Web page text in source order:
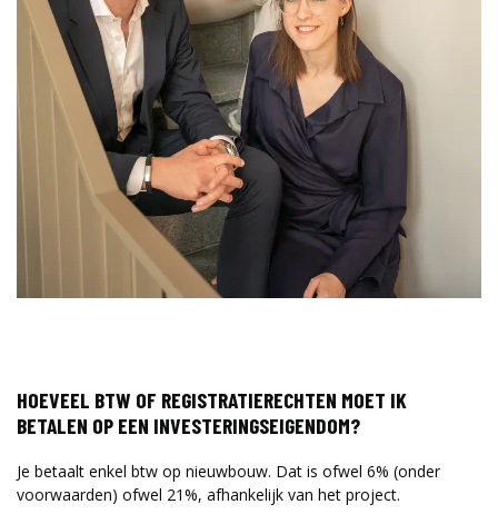
HOEVEEL BTW OF REGISTRATIERECHTEN MOET IK
BETALEN OP EEN INVESTERINGSEIGENDOM?
Je betaalt enkel btw op nieuwbouw. Dat is ofwel 6% (onder
voorwaarden) ofwel 21%, afhankelijk van het project.